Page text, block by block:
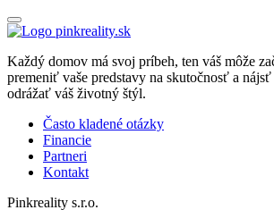
Každý domov má svoj príbeh, ten váš môže
premeniť vaše predstavy na skutočnosť a
odrážať váš životný štýl.
Často kladené otázky
Financie
Partneri
Kontakt
Pinkreality s.r.o.